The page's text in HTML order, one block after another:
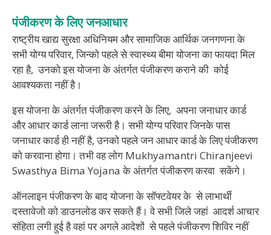
पंजीकरणकेलिएजनआधार
राष्ट्रीय खाद्य सुरक्षा अधिनियम और सामाजिक आर्थिक जनगणना के
सभी योग्य परिवार, जिन्को पहले से स्वास्थ्य बीमा योजना का फायदा मिल
रहा है, उनको इस योजना के अंतर्गत पंजीकरण कराने की कोई
आवश्यकता नहीं है।
इस योजना के अंतर्गत पंजीकरण करने के लिए, अपना जनाधार कार्ड
और आधार कार्ड लाना जरूरी है। सभी योग्य परिवार जिनके पास
जनाधार कार्ड ही नहीं है, उनको पहले जन आधार कार्ड के लिए पंजीकरण
को करवाना होगा। तभी वह लोग Mukhyamantri Chiranjeevi
Swasthya Bima Yojana के अंतर्गत पंजीकरण करवा सकेंगे।
ऑनलाइन पंजीकरण के बाद योजना के सॉफ्टवेयर के से लाभार्थी
दस्तावेजो को डाउनलोड कर सकते हैं। वे सभी जिले जहां आदर्श आचार
संहिता लगी हुई है वहां पर अगले आदेशों से पहले पंजीकरण शिविर नहीं